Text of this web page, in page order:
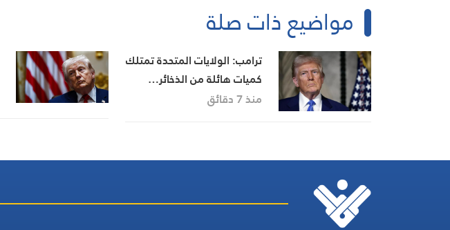
مواضيع ذات صلة
ترامب: الولايات المتحدة تمتلك
كميات هائلة من الذخائر…
ومتفائل بالمحادثات مع إيران
منذ 7 دقائق